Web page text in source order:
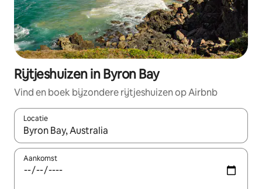
Rijtjeshuizen in Byron Bay
Vind en boek bijzondere rijtjeshuizen op Airbnb
Locatie
Wanneer er resultaten beschikbaar zijn, maak je een keuze
Aankomst